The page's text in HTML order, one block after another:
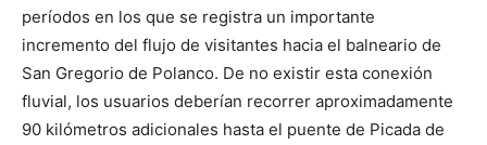
períodos en los que se registra un importante
incremento del flujo de visitantes hacia el balneario de
San Gregorio de Polanco. De no existir esta conexión
fluvial, los usuarios deberían recorrer aproximadamente
90 kilómetros adicionales hasta el puente de Picada de